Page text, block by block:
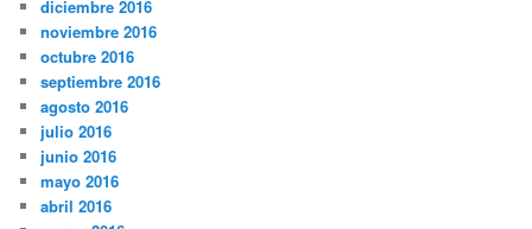
diciembre 2016
noviembre 2016
octubre 2016
septiembre 2016
agosto 2016
julio 2016
junio 2016
mayo 2016
abril 2016